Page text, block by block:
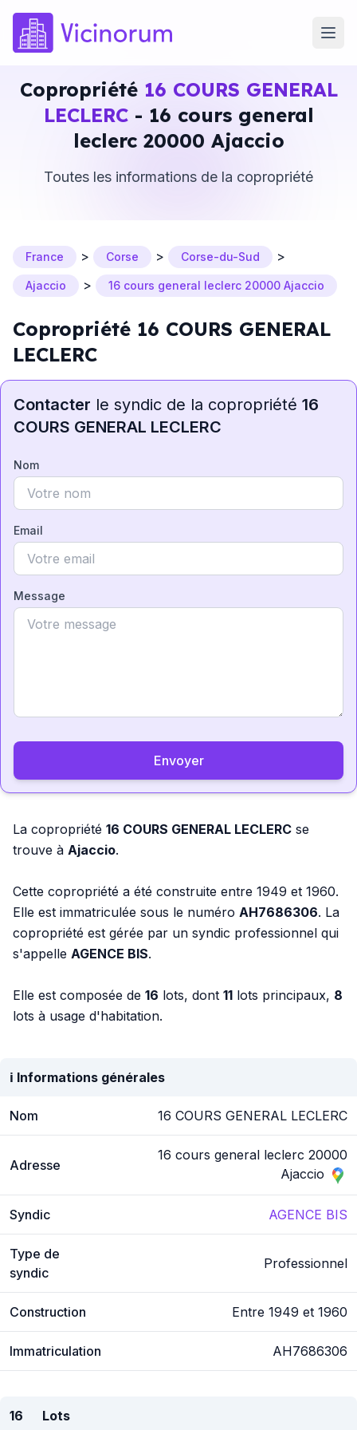
Copropriété 16 COURS GENERAL
LECLERC- 16 cours general
leclerc 20000 Ajaccio
Toutes les informations de la copropriété
France > Corse > Corse-du-Sud >
Ajaccio > 16 cours general leclerc 20000 Ajaccio
Copropriété 16 COURS GENERAL
LECLERC
Contacter le syndic de la copropriété 16
COURS GENERAL LECLERC
Nom
Email
Message
Envoyer
La copropriété 16 COURS GENERAL LECLERC se
trouve à Ajaccio.
Cette copropriété a été construite entre 1949 et 1960.
Elle est immatriculée sous le numéro AH7686306. La
copropriété est gérée par un syndic professionnel qui
s'appelle AGENCE BIS.
Elle est composée de 16 lots, dont 11 lots principaux, 8
lots à usage d'habitation.
ℹ️ Informations générales
Nom 16 COURS GENERAL LECLERC
Adresse
16 cours general leclerc 20000
Ajaccio
Syndic AGENCE BIS
Type de
syndic
Professionnel
Construction Entre 1949 et 1960
Immatriculation AH7686306
16 Lots